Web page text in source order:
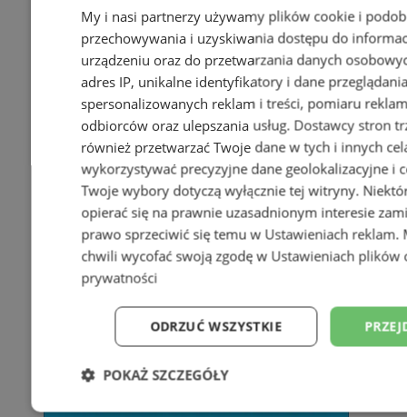
My i nasi partnerzy używamy plików cookie i
przechowywania i uzyskiwania dostępu do
urządzeniu oraz do przetwarzania danych
adres IP, unikalne identyfikatory i dane
spersonalizowanych reklam i treści, pomiaru
odbiorców oraz ulepszania usług. Dostawcy stron
również przetwarzać Twoje dane w tych i innych
wykorzystywać precyzyjne dane geolokalizacyjne i
Twoje wybory dotyczą wyłącznie tej witryny.
opierać się na prawnie uzasadnionym interesie
prawo sprzeciwić się temu w Ustawieniach reklam.
chwili wycofać swoją zgodę w Ustawieniach plików
prywatności
ODRZUĆ WSZYSTKIE
POKAŻ SZCZEGÓŁY